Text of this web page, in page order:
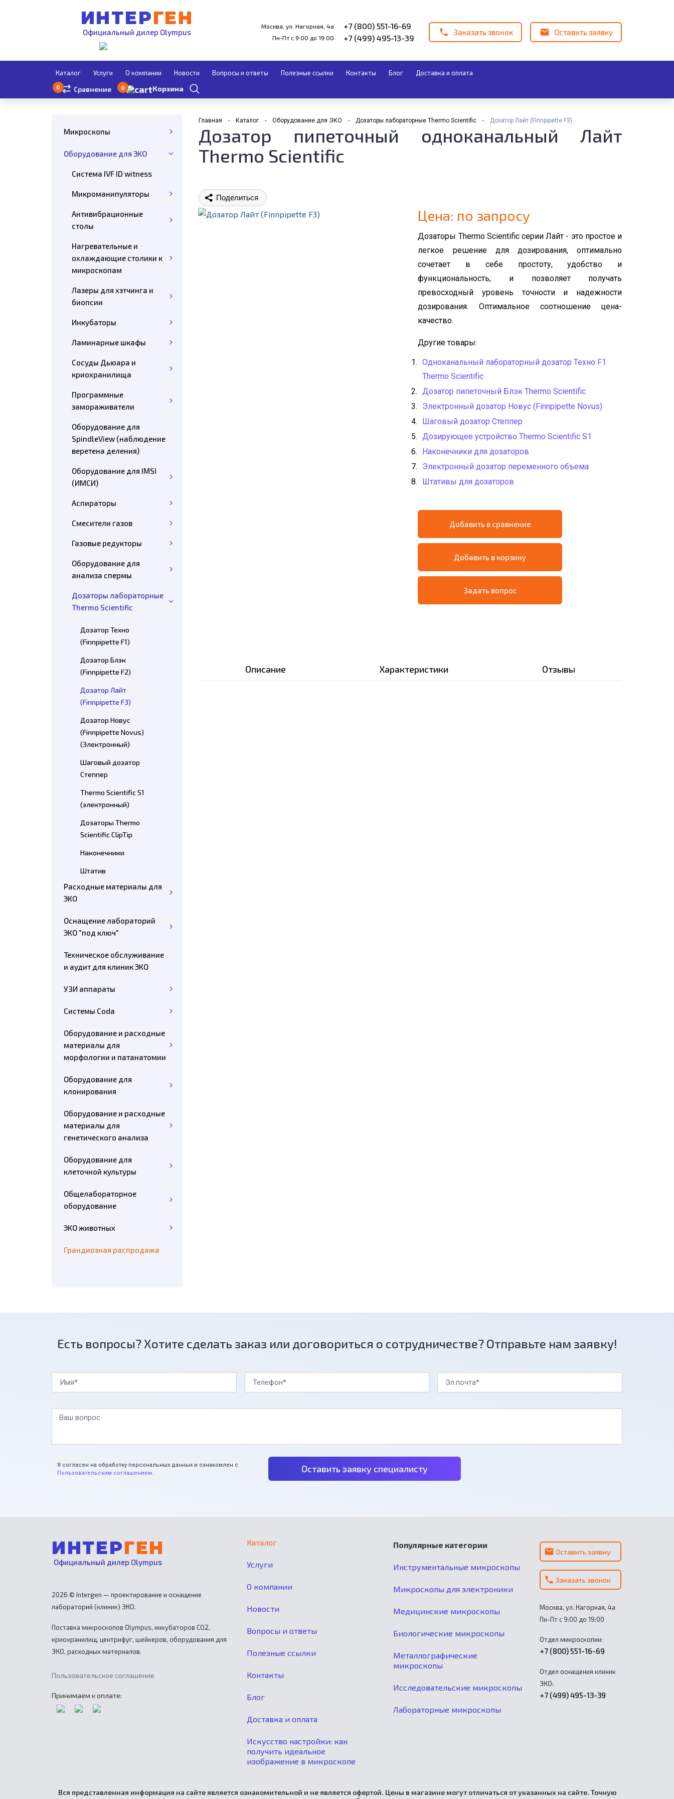
ИНТЕРГЕН
Официальный дилер Olympus
Москва, ул. Нагорная, 4а
Пн-Пт с 9:00 до 19:00
+7 (800) 551-16-69
+7 (499) 495-13-39
Заказать звонок Оставить заявку
Каталог Услуги О компании Новости Вопросы и ответы Полезные ссылки Контакты Блог Доставка и оплата
0 Сравнение 0 Корзина
Главная Каталог Оборудование для ЭКО Дозаторы лабораторные Thermo Scientific Дозатор Лайт (Finnpipette F3)
Дозатор пипеточный одноканальный Лайт
Thermo Scientific
Поделиться
Цена: по запросу
Дозаторы Thermo Scientific серии Лайт - это простое и
легкое решение для дозирования, оптимально
сочетает в себе простоту, удобство и
функциональность, и позволяет получать
превосходный уровень точности и надежности
дозирования. Оптимальное соотношение цена-
качество.
Другие товары:
Одноканальный лабораторный дозатор Техно F1
Thermo Scientific
Дозатор пипеточный Блэк Thermo Scientific
Электронный дозатор Новус (Finnpipette Novus)
Шаговый дозатор Степпер
Дозирующее устройство Thermo Scientific S1
Наконечники для дозаторов
Электронный дозатор переменного объема
Штативы для дозаторов
Добавить в сравнение
Добавить в корзину
Задать вопрос
Описание Характеристики Отзывы
Микроскопы
Оборудование для ЭКО
Система IVF ID witness
Микроманипуляторы
Антивибрационные
столы
Нагревательные и
охлаждающие столики к
микроскопам
Лазеры для хэтчинга и
биопсии
Инкубаторы
Ламинарные шкафы
Сосуды Дьюара и
криохранилища
Программные
замораживатели
Оборудование для
SpindleView (наблюдение
веретена деления)
Оборудование для IMSI
(ИМСИ)
Аспираторы
Смесители газов
Газовые редукторы
Оборудование для
анализа спермы
Дозаторы лабораторные
Thermo Scientific
Дозатор Техно
(Finnpipette F1)
Дозатор Блэк
(Finnpipette F2)
Дозатор Лайт
(Finnpipette F3)
Дозатор Новус
(Finnpipette Novus)
(Электронный)
Шаговый дозатор
Степпер
Thermo Scientific S1
(электронный)
Дозаторы Thermo
Scientific ClipTip
Наконечники
Штатив
Расходные материалы для
ЭКО
Оснащение лабораторий
ЭКО "под ключ"
Техническое обслуживание
и аудит для клиник ЭКО
УЗИ аппараты
Системы Coda
Оборудование и расходные
материалы для
морфологии и патанатомии
Оборудование для
клонирования
Оборудование и расходные
материалы для
генетического анализа
Оборудование для
клеточной культуры
Общелабораторное
оборудование
ЭКО животных
Грандиозная распродажа
Есть вопросы? Хотите сделать заказ или договориться о сотрудничестве? Отправьте нам заявку!
Имя* Телефон* Эл.почта*
Ваш вопрос
Я согласен на обработку персональных данных и ознакомлен с
Пользовательским соглашением. Оставить заявку специалисту
ИНТЕРГЕН
Официальный дилер Olympus
2026 © Intergen — проектирование и оснащение
лабораторий (клиник) ЭКО.
Поставка микроскопов Olympus, инкубаторов CO2,
криохранилищ, центрифуг, шейкеров, оборудования для
ЭКО, расходных материалов.
Пользовательское соглашение
Принимаем к оплате:
Каталог
Услуги
О компании
Новости
Вопросы и ответы
Полезные ссылки
Контакты
Блог
Доставка и оплата
Искусство настройки: как
получить идеальное
изображение в микроскопе
Популярные категории
Инструментальные микроскопы
Микроскопы для электроники
Медицинские микроскопы
Биологические микроскопы
Металлографические
микроскопы
Исследовательские микроскопы
Лабораторные микроскопы
Оставить заявку
Заказать звонок
Москва, ул. Нагорная, 4а
Пн-Пт с 9:00 до 19:00
Отдел микроскопии:
+7 (800) 551-16-69
Отдел оснащения клиник
ЭКО:
+7 (499) 495-13-39
Вся представленная информация на сайте является ознакомительной и не является офертой. Цены в магазине могут отличаться от указанных на сайте. Точную